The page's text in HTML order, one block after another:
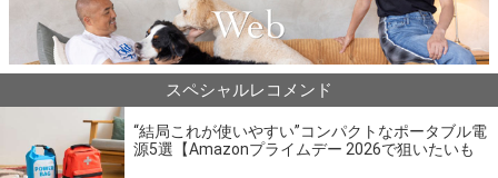
スペシャルレコメンド
“結局これが使いやすい”コンパクトなポータブル電
源5選【Amazonプライムデー 2026で狙いたいも